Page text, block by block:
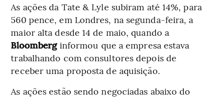
As ações da Tate & Lyle subiram até 14%, para
560 pence, em Londres, na segunda-feira, a
maior alta desde 14 de maio, quando a
Bloomberginformou que a empresa estava
trabalhando com consultores depois de
receber uma proposta de aquisição.
As ações estão sendo negociadas abaixo do